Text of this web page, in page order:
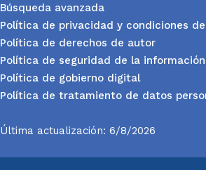
Búsqueda avanzada
Política de privacidad y condiciones
Política de derechos de autor
Política de seguridad de la información
Política de gobierno digital
Política de tratamiento de datos
Última actualización: 6/8/2026